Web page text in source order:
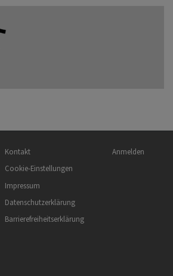
Fußbereichsmenü
Kontakt
Cookie-Einstellungen
Impressum
Datenschutzerklärung
Barrierefreiheitserklärung
Benutzermenü
Anmelden